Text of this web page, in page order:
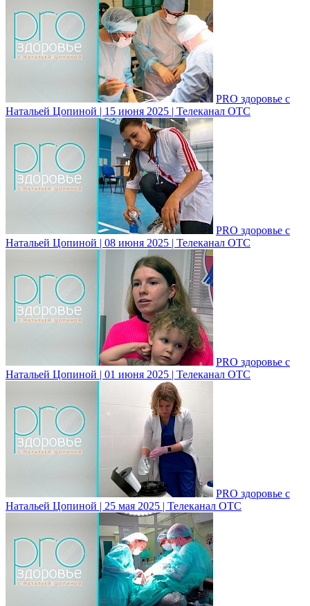
PRO здоровье с
Натальей Цопиной | 15 июня 2025 | Телеканал ОТС
PRO здоровье с
Натальей Цопиной | 08 июня 2025 | Телеканал ОТС
PRO здоровье с
Натальей Цопиной | 01 июня 2025 | Телеканал ОТС
PRO здоровье с
Натальей Цопиной | 25 мая 2025 | Телеканал ОТС